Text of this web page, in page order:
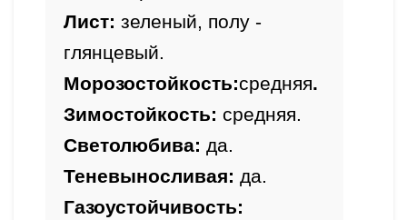
Лист: зеленый, полу -
Морозостойкость:средняя.
Зимостойкость:
Светолюбива:
Теневыносливая: